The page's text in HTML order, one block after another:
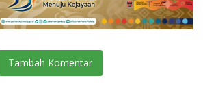
Tambah Komentar